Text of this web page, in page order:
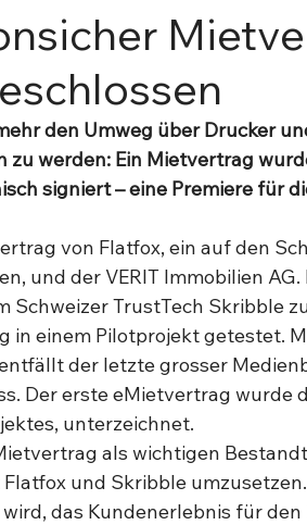
den Umweg über Drucker
zu werden: Ein Mietvertrag
signiert – eine Premiere für
von Flatfox, ein auf den
und der VERIT Immobilien
Schweizer TrustTech Skribble
in einem Pilotprojekt getestet.
der letzte grosser
Der erste eMietvertrag wurde
unterzeichnet.
als wichtigen
und Skribble
das Kundenerlebnis für